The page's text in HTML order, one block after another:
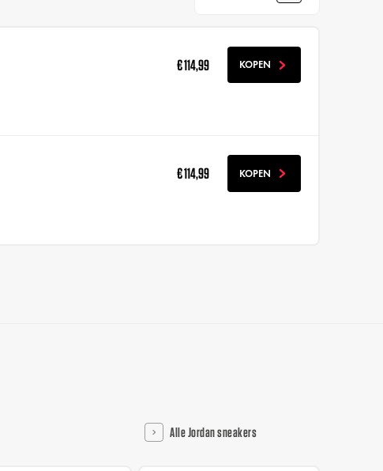
€ 114,99 KOPEN
€ 114,99 KOPEN
Alle Jordan sneakers